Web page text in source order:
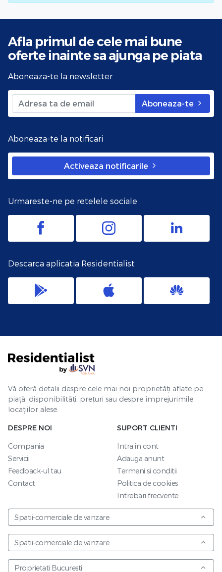
Afla primul de cele mai bune
oferte inainte sa ajunga pe piata
Aboneaza-te la newsletter
Aboneaza-te
Aboneaza-te la notificari
Activeaza notificarile
Urmareste-ne pe retelele sociale
Descarca aplicatia Residentialist
Vă oferă detalii despre cele mai noi proprietăți aflate pe
piață, disponibilități, prețuri sau despre împrejurimile
locațiilor alese.
DESPRE NOI
Compania
Servicii
Feedback-ul tau
Contact
SUPORT CLIENTI
Intra in cont
Adauga anunt
Termeni si conditii
Politica de cookies
Intrebari frecvente
Spatii-comerciale de vanzare
Spatii-comerciale de vanzare
Proprietati Bucuresti